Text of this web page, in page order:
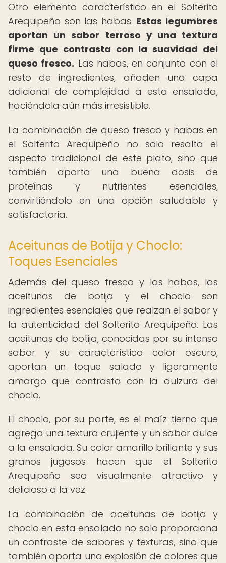
Otro elemento característico en el Solterito
Arequipeño son las habas. Estas legumbres
aportan un sabor terroso y una textura
firme que contrasta con la suavidad del
queso fresco. Las habas, en conjunto con el
resto de ingredientes, añaden una capa
adicional de complejidad a esta ensalada,
haciéndola aún más irresistible.
La combinación de queso fresco y habas en
el Solterito Arequipeño no solo resalta el
aspecto tradicional de este plato, sino que
también aporta una buena dosis de
proteínas y nutrientes esenciales,
convirtiéndolo en una opción saludable y
satisfactoria.
Aceitunas de Botija y Choclo:
Toques Esenciales
Además del queso fresco y las habas, las
aceitunas de botija y el choclo son
ingredientes esenciales que realzan el sabor y
la autenticidad del Solterito Arequipeño. Las
aceitunas de botija, conocidas por su intenso
sabor y su característico color oscuro,
aportan un toque salado y ligeramente
amargo que contrasta con la dulzura del
choclo.
El choclo, por su parte, es el maíz tierno que
agrega una textura crujiente y un sabor dulce
a la ensalada. Su color amarillo brillante y sus
granos jugosos hacen que el Solterito
Arequipeño sea visualmente atractivo y
delicioso a la vez.
La combinación de aceitunas de botija y
choclo en esta ensalada no solo proporciona
un contraste de sabores y texturas, sino que
también aporta una explosión de colores que